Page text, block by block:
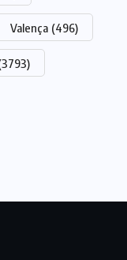
Valença (496)